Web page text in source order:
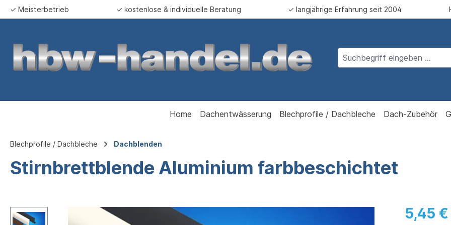
Zur Hauptnavigation springen
✓ Meisterbetrieb ✓ kostenlose & individuelle Beratung ✓ langjährige Erfahrung seit 2004
Home Dachentwässerung Blechprofile / Dachbleche Dach-Zubehör
Blechprofile / Dachbleche Dachblenden
Stirnbrettblende Aluminium farbbeschichtet
Bildergalerie überspringen 5,45 €